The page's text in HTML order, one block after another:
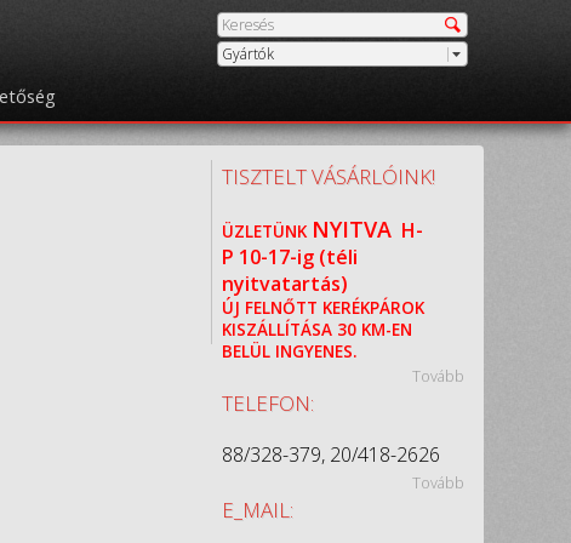
Gyártók
TISZTELT VÁSÁRLÓINK!
ÜZLETÜNK NYITVA H-
P 10-17-ig (téli
nyitvatartás)
ÚJ FELNŐTT KERÉKPÁROK
KISZÁLLÍTÁSA 30 KM-EN
BELÜL INGYENES.
Tovább
TELEFON:
88/328-379, 20/418-2626
Tovább
E_MAIL: